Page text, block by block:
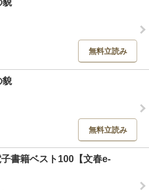
貌
無料立読み
貌
無料立読み
書籍ベスト100【文春e-